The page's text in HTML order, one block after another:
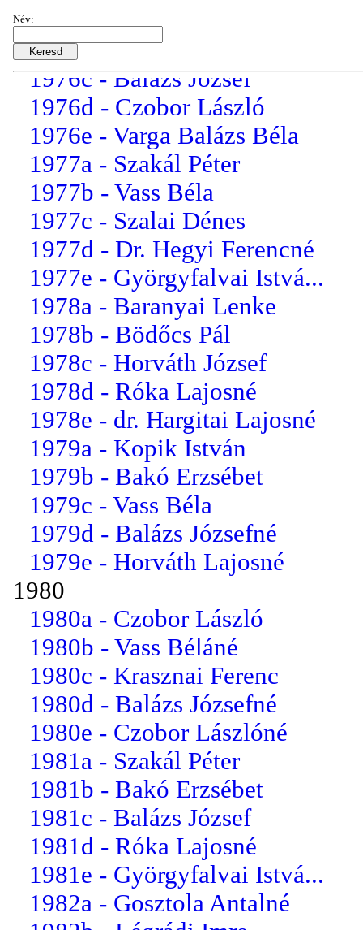
Név:1976a - Krasznai Ferenc
1976b - Dancs Lászlóné
1976c - Balázs József
1976d - Czobor László
1976e - Varga Balázs Béla
1977a - Szakál Péter
1977b - Vass Béla
1977c - Szalai Dénes
1977d - Dr. Hegyi Ferencné
1977e - Györgyfalvai Istvá...
1978a - Baranyai Lenke
1978b - Bödőcs Pál
1978c - Horváth József
1978d - Róka Lajosné
1978e - dr. Hargitai Lajosné
1979a - Kopik István
1979b - Bakó Erzsébet
1979c - Vass Béla
1979d - Balázs Józsefné
1979e - Horváth Lajosné
1980
1980a - Czobor László
1980b - Vass Béláné
1980c - Krasznai Ferenc
1980d - Balázs Józsefné
1980e - Czobor Lászlóné
1981a - Szakál Péter
1981b - Bakó Erzsébet
1981c - Balázs József
1981d - Róka Lajosné
1981e - Györgyfalvai Istvá...
1982a - Gosztola Antalné